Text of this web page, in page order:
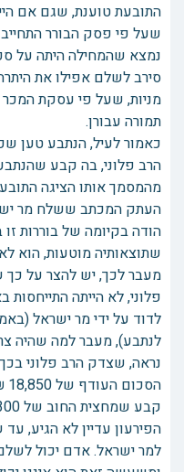
נמצא שהמחילה היתה על
תמורה עבורן.
כאמור לעיל, הנתבע טען
הרב פלוני, בה קבע
מהמסמך אותו הציגה
העתק המכתב ששלח מר
הודה בקיומה של בוררות
שתוצאותיה מוטעות, הוא
מעבר לכך, יש להצר על
פלוני, לא הייתה
לדוד על ידי מר ישראל
לנתבע), מעבר למה שהיה
נראה, שצדק הרב פלוני
הפירעון עדיין לא הגיע,
למר ישראל. אדם יכול